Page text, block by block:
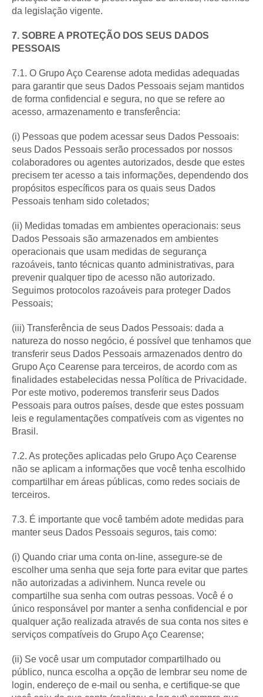
da legislação vigente.
7. SOBRE A PROTEÇÃO DOS SEUS DADOS
PESSOAIS
7.1. O Grupo Aço Cearense adota medidas adequadas
para garantir que seus Dados Pessoais sejam mantidos
de forma confidencial e segura, no que se refere ao
acesso, armazenamento e transferência:
(i) Pessoas que podem acessar seus Dados Pessoais:
seus Dados Pessoais serão processados por nossos
colaboradores ou agentes autorizados, desde que estes
precisem ter acesso a tais informações, dependendo dos
propósitos específicos para os quais seus Dados
Pessoais tenham sido coletados;
(ii) Medidas tomadas em ambientes operacionais: seus
Dados Pessoais são armazenados em ambientes
operacionais que usam medidas de segurança
razoáveis, tanto técnicas quanto administrativas, para
prevenir qualquer tipo de acesso não autorizado.
Seguimos protocolos razoáveis para proteger Dados
Pessoais;
(iii) Transferência de seus Dados Pessoais: dada a
natureza do nosso negócio, é possível que tenhamos que
transferir seus Dados Pessoais armazenados dentro do
Grupo Aço Cearense para terceiros, de acordo com as
finalidades estabelecidas nessa Política de Privacidade.
Por este motivo, poderemos transferir seus Dados
Pessoais para outros países, desde que estes possuam
leis e regulamentações compatíveis com as vigentes no
Brasil.
7.2. As proteções aplicadas pelo Grupo Aço Cearense
não se aplicam a informações que você tenha escolhido
compartilhar em áreas públicas, como redes sociais de
terceiros.
7.3. É importante que você também adote medidas para
manter seus Dados Pessoais seguros, tais como:
(i) Quando criar uma conta on-line, assegure-se de
escolher uma senha que seja forte para evitar que partes
não autorizadas a adivinhem. Nunca revele ou
compartilhe sua senha com outras pessoas. Você é o
único responsável por manter a senha confidencial e por
qualquer ação realizada através de sua conta nos sites e
serviços compatíveis do Grupo Aço Cearense;
(ii) Se você usar um computador compartilhado ou
público, nunca escolha a opção de lembrar seu nome de
login, endereço de e-mail ou senha, e certifique-se que